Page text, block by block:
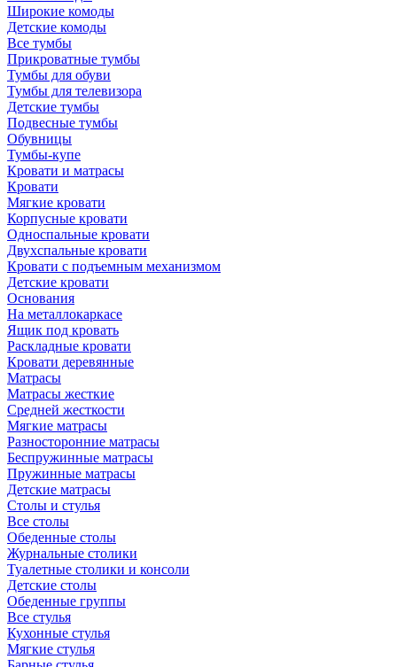
Широкие комоды
Детские комоды
Все тумбы
Прикроватные тумбы
Тумбы для обуви
Тумбы для телевизора
Детские тумбы
Подвесные тумбы
Обувницы
Тумбы-купе
Кровати и матрасы
Кровати
Мягкие кровати
Корпусные кровати
Односпальные кровати
Двухспальные кровати
Кровати с подъемным механизмом
Детские кровати
Основания
На металлокаркасе
Ящик под кровать
Раскладные кровати
Кровати деревянные
Матрасы
Матрасы жесткие
Средней жесткости
Мягкие матрасы
Разносторонние матрасы
Беспружинные матрасы
Пружинные матрасы
Детские матрасы
Столы и стулья
Все столы
Обеденные столы
Журнальные столики
Туалетные столики и консоли
Детские столы
Обеденные группы
Все стулья
Кухонные стулья
Мягкие стулья